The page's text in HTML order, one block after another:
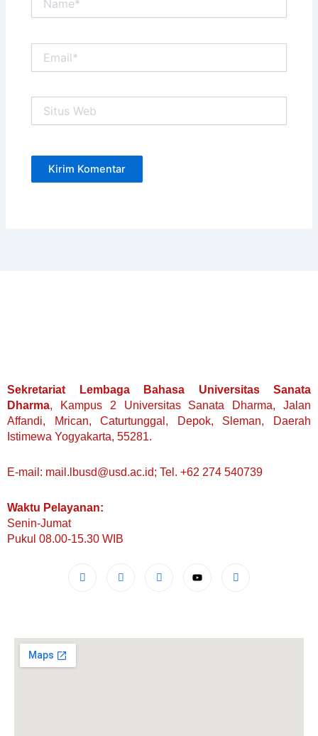
Web
Sekretariat Lembaga Bahasa Universitas Sanata
Dharma, Kampus 2 Universitas Sanata Dharma, Jalan
Affandi, Mrican, Caturtunggal, Depok, Sleman, Daerah
Istimewa Yogyakarta, 55281.
E-mail: mail.lbusd@usd.ac.id; Tel. +62 274 540739
Waktu Pelayanan:
Senin-Jumat
Pukul 08.00-15.30 WIB